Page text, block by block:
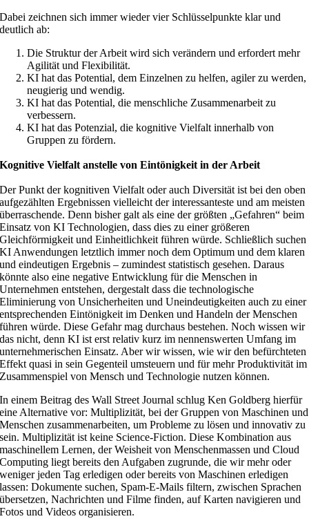
Dabei zeichnen sich immer wieder vier Schlüsselpunkte klar und
deutlich ab:
Die Struktur der Arbeit wird sich verändern und erfordert mehr
Agilität und Flexibilität.
KI hat das Potential, dem Einzelnen zu helfen, agiler zu werden,
neugierig und wendig.
KI hat das Potential, die menschliche Zusammenarbeit zu
verbessern.
KI hat das Potenzial, die kognitive Vielfalt innerhalb von
Gruppen zu fördern.
Kognitive Vielfalt anstelle von Eintönigkeit in der Arbeit
Der Punkt der kognitiven Vielfalt oder auch Diversität ist bei den oben
aufgezählten Ergebnissen vielleicht der interessanteste und am meisten
überraschende. Denn bisher galt als eine der größten „Gefahren“ beim
Einsatz von KI Technologien, dass dies zu einer größeren
Gleichförmigkeit und Einheitlichkeit führen würde. Schließlich suchen
KI Anwendungen letztlich immer noch dem Optimum und dem klaren
und eindeutigen Ergebnis – zumindest statistisch gesehen. Daraus
könnte also eine negative Entwicklung für die Menschen in
Unternehmen entstehen, dergestalt dass die technologische
Eliminierung von Unsicherheiten und Uneindeutigkeiten auch zu einer
entsprechenden Eintönigkeit im Denken und Handeln der Menschen
führen würde. Diese Gefahr mag durchaus bestehen. Noch wissen wir
das nicht, denn KI ist erst relativ kurz im nennenswerten Umfang im
unternehmerischen Einsatz. Aber wir wissen, wie wir den befürchteten
Effekt quasi in sein Gegenteil umsteuern und für mehr Produktivität im
Zusammenspiel von Mensch und Technologie nutzen können.
In einem Beitrag des Wall Street Journal schlug Ken Goldberg hierfür
eine Alternative vor: Multiplizität, bei der Gruppen von Maschinen und
Menschen zusammenarbeiten, um Probleme zu lösen und innovativ zu
sein. Multiplizität ist keine Science-Fiction. Diese Kombination aus
maschinellem Lernen, der Weisheit von Menschenmassen und Cloud
Computing liegt bereits den Aufgaben zugrunde, die wir mehr oder
weniger jeden Tag erledigen oder bereits von Maschinen erledigen
lassen: Dokumente suchen, Spam-E-Mails filtern, zwischen Sprachen
übersetzen, Nachrichten und Filme finden, auf Karten navigieren und
Fotos und Videos organisieren.